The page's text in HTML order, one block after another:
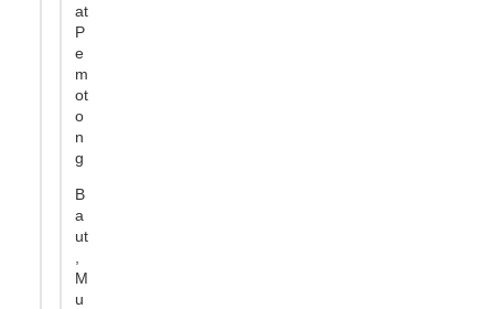
at
P
e
m
ot
o
n
g
B
a
ut
M
u